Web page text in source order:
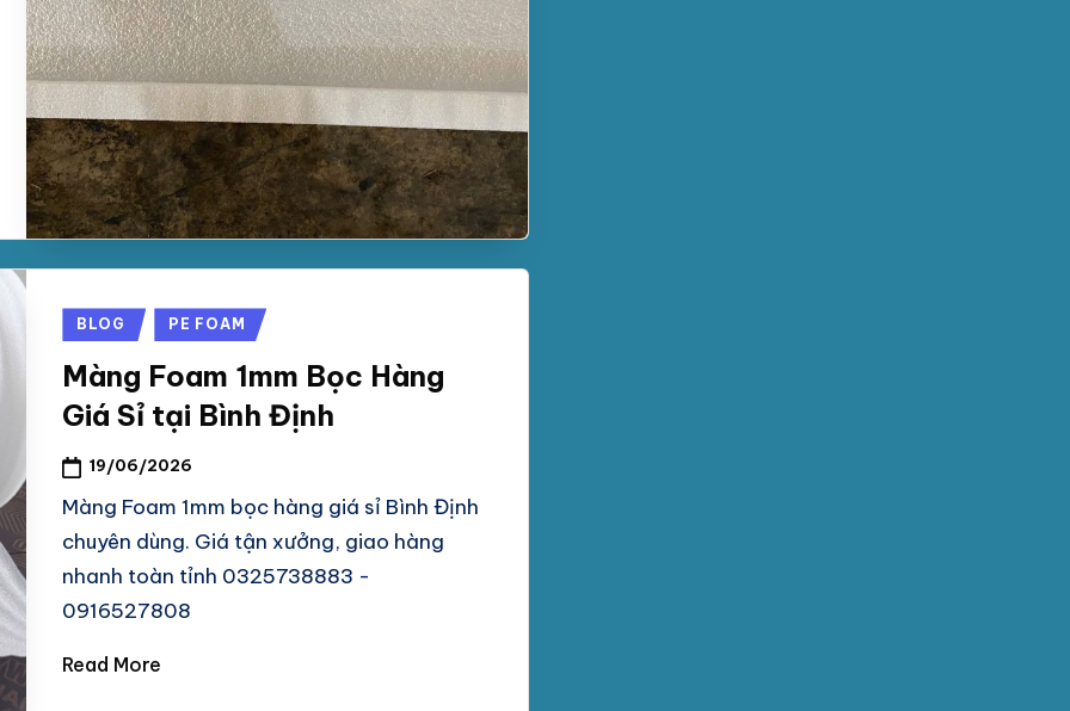
Posted
BLOG PE FOAM
Màng Foam 1mm Bọc Hàng
Giá Sỉ tại Bình Định
19/06/2026
Màng Foam 1mm bọc hàng giá sỉ Bình Định
chuyên dùng. Giá tận xưởng, giao hàng
nhanh toàn tỉnh 0325738883 -
0916527808
Read More